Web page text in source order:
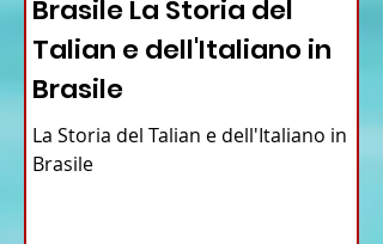
Brasile La Storia del
Talian e dell'Italiano in
Brasile
La Storia del Talian e dell'Italiano in
Brasile